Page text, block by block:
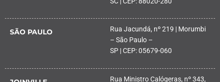
SÃO PAULO
Rua Jacundá, nº 219 | Morumbi
– São Paulo –
SP | CEP: 05679-060
Rua Ministro Calógeras, nº 343,